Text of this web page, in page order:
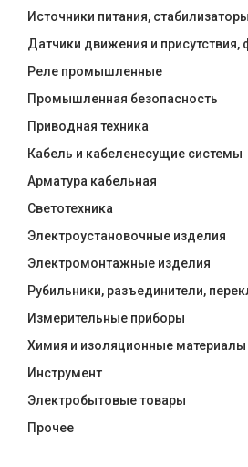
Источники питания, стабилизаторы
Датчики движения и присутствия,
Реле промышленные
Промышленная безопасность
Приводная техника
Кабель и кабеленесущие системы
Арматура кабельная
Светотехника
Электроустановочные изделия
Электромонтажные изделия
Рубильники, разъединители,
Измерительные приборы
Химия и изоляционные материалы
Инструмент
Электробытовые товары
Прочее